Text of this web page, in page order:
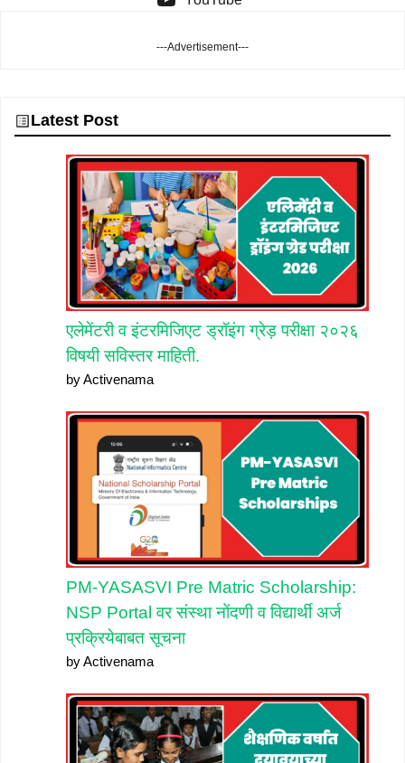
---Advertisement---
Latest Post
एलेमेंटरी व इंटरमिजिएट ड्रॉइंग ग्रेड़ परीक्षा २०२६
विषयी सविस्तर माहिती.
by Activenama
PM-YASASVI Pre Matric Scholarship:
NSP Portal वर संस्था नोंदणी व विद्यार्थी अर्ज
प्रक्रियेबाबत सूचना
by Activenama